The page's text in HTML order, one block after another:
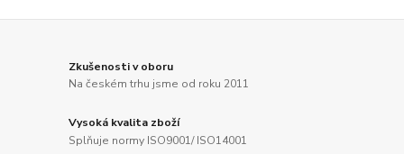
Zkušenosti v oboru
Na českém trhu jsme od roku 2011
Vysoká kvalita zboží
Splňuje normy ISO9001/ ISO14001